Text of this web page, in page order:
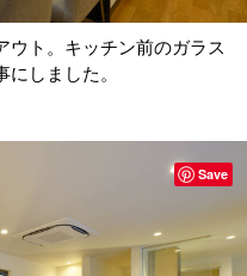
ウト。キッチン前のガラス
しました。
Save